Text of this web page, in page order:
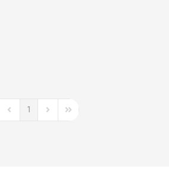
Previous Page
1
Next PageLast Page